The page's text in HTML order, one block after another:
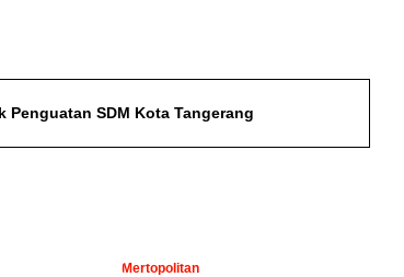
SDM Kota Tangerang
Mertopolitan